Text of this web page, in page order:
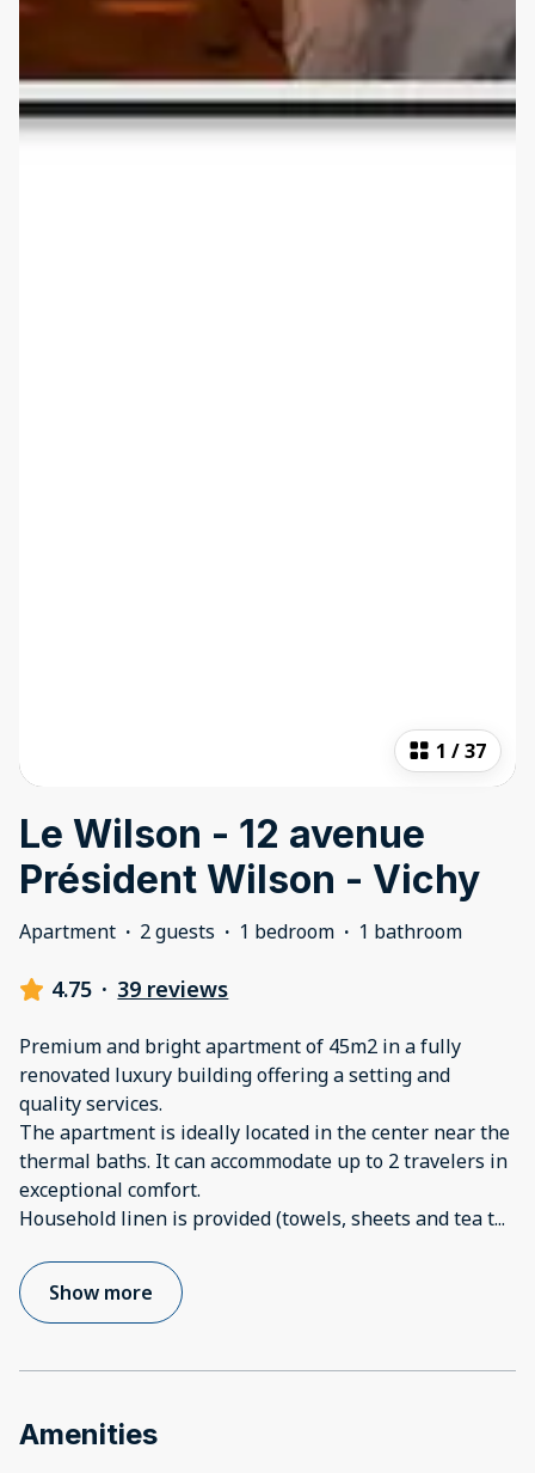
1 /37
Le Wilson - 12 avenue
Président Wilson - Vichy
Apartment · 2 guests · 1 bedroom · 1 bathroom
4.75 · 39 reviews
Premium and bright apartment of 45m2 in a fully
renovated luxury building offering a setting and
quality services.
The apartment is ideally located in the center near the
thermal baths. It can accommodate up to 2 travelers in
exceptional comfort.
Household linen is provided (towels, sheets and tea t...
Show more
Amenities